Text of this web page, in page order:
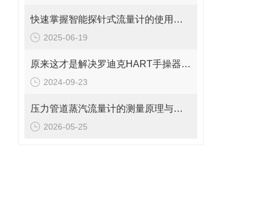
快速掌握智能探针式流量计的使用秘籍
2025-06-19
原来这才是解决罗迪克HART手操器常见故障的正确方法！
2024-09-23
压力管道蒸汽流量计的测量原理与日常维护操作规范
2026-05-25